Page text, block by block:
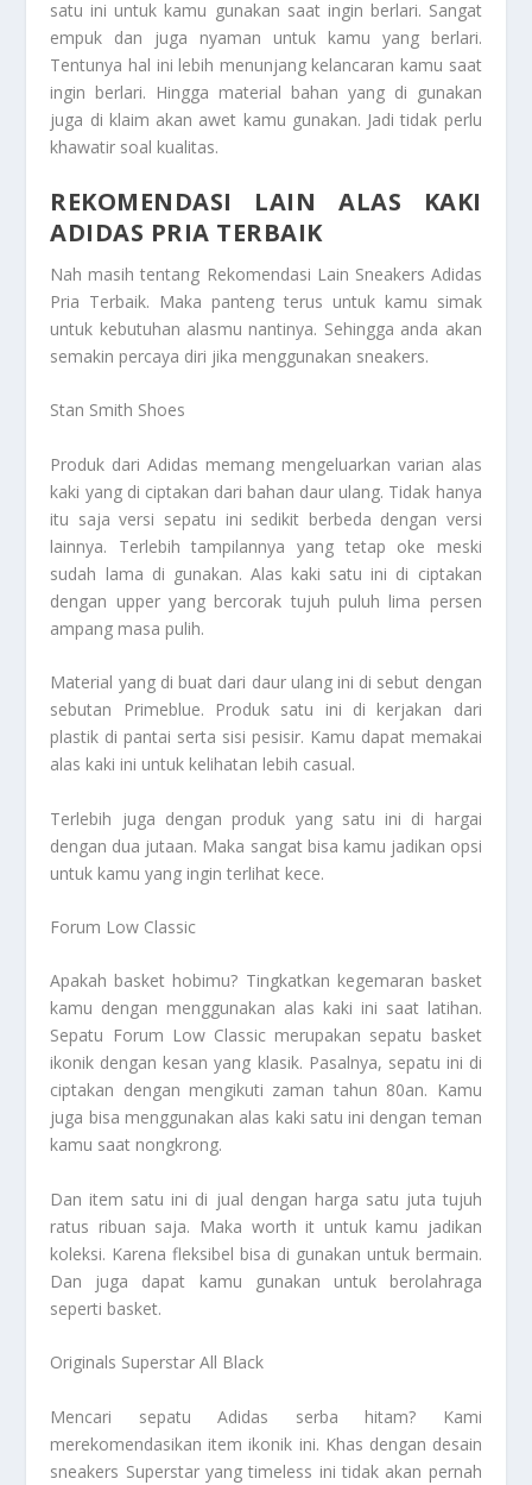
satu ini untuk kamu gunakan saat ingin berlari. Sangat
empuk dan juga nyaman untuk kamu yang berlari.
Tentunya hal ini lebih menunjang kelancaran kamu saat
ingin berlari. Hingga material bahan yang di gunakan
juga di klaim akan awet kamu gunakan. Jadi tidak perlu
khawatir soal kualitas.
REKOMENDASI LAIN ALAS KAKI
ADIDAS PRIA TERBAIK
Nah masih tentang Rekomendasi Lain Sneakers Adidas
Pria Terbaik. Maka panteng terus untuk kamu simak
untuk kebutuhan alasmu nantinya. Sehingga anda akan
semakin percaya diri jika menggunakan sneakers.
Stan Smith Shoes
Produk dari Adidas memang mengeluarkan varian alas
kaki yang di ciptakan dari bahan daur ulang. Tidak hanya
itu saja versi sepatu ini sedikit berbeda dengan versi
lainnya. Terlebih tampilannya yang tetap oke meski
sudah lama di gunakan. Alas kaki satu ini di ciptakan
dengan upper yang bercorak tujuh puluh lima persen
ampang masa pulih.
Material yang di buat dari daur ulang ini di sebut dengan
sebutan Primeblue. Produk satu ini di kerjakan dari
plastik di pantai serta sisi pesisir. Kamu dapat memakai
alas kaki ini untuk kelihatan lebih casual.
Terlebih juga dengan produk yang satu ini di hargai
dengan dua jutaan. Maka sangat bisa kamu jadikan opsi
untuk kamu yang ingin terlihat kece.
Forum Low Classic
Apakah basket hobimu? Tingkatkan kegemaran basket
kamu dengan menggunakan alas kaki ini saat latihan.
Sepatu Forum Low Classic merupakan sepatu basket
ikonik dengan kesan yang klasik. Pasalnya, sepatu ini di
ciptakan dengan mengikuti zaman tahun 80an. Kamu
juga bisa menggunakan alas kaki satu ini dengan teman
kamu saat nongkrong.
Dan item satu ini di jual dengan harga satu juta tujuh
ratus ribuan saja. Maka worth it untuk kamu jadikan
koleksi. Karena fleksibel bisa di gunakan untuk bermain.
Dan juga dapat kamu gunakan untuk berolahraga
seperti basket.
Originals Superstar All Black
Mencari sepatu Adidas serba hitam? Kami
merekomendasikan item ikonik ini. Khas dengan desain
sneakers Superstar yang timeless ini tidak akan pernah